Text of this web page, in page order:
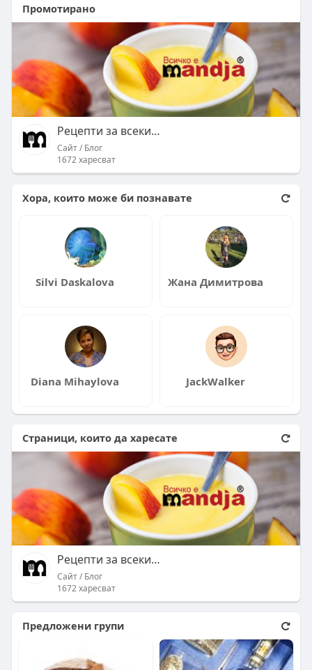
Промотирано
Рецепти за всеки Mandja.bg
Сайт / Блог
1672 харесват
Хора, които може би познавате
Silvi Daskalova Жана Димитрова
Diana Mihaylova JackWalker
Страници, които да харесате
Рецепти за всеки Mandja.bg
Сайт / Блог
1672 харесват
Предложени групи